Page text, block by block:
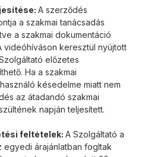
A szerződés
a szakmai tanácsadás
a szakmai dokumentáció
videóhíváson keresztül nyújtott
előzetes
Ha a szakmai
késedelme miatt nem
az átadandó szakmai
napján teljesített.
feltételek: A Szolgáltató a
egyedi árajánlatban fogltak